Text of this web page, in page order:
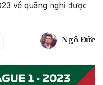
về quãng nghỉ được
Ngô Đức